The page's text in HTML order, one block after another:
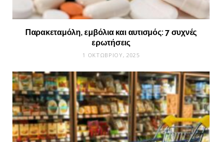
Παρακεταμόλη, εμβόλια και αυτισμός: 7 συχνές
ερωτήσεις
1 ΟΚΤΩΒΡΊΟΥ, 2025